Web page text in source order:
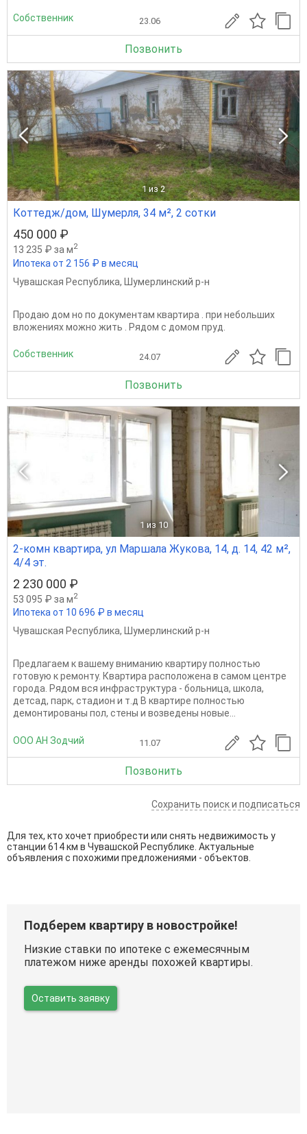
Собственник 23.06
Позвонить
1 из 2
Коттедж/дом, Шумерля, 34 м², 2 сотки
450 000 ₽
13 235 ₽ за м2
Ипотека от 2 156 ₽ в месяц
Чувашская Республика, Шумерлинский р-н
Продаю дом но по документам квартира . при небольших
вложениях можно жить . Рядом с домом пруд.
Собственник 24.07
Позвонить
1 из 10
2-комн квартира, ул Маршала Жукова, 14, д. 14, 42 м²,
4/4 эт.
2 230 000 ₽
53 095 ₽ за м2
Ипотека от 10 696 ₽ в месяц
Чувашская Республика, Шумерлинский р-н
Предлагаем к вашему вниманию квартиру полностью
готовую к ремонту. Квартира расположена в самом центре
города. Рядом вся инфраструктура - больница, школа,
детсад, парк, стадион и т.д В квартире полностью
демонтированы пол, стены и возведены новые...
ООО АН Зодчий 11.07
Позвонить
Сохранить поиск и подписаться
Для тех, кто хочет приобрести или снять недвижимость у
станции 614 км в Чувашской Республике. Актуальные
объявления с похожими предложениями - объектов.
Подберем квартиру в новостройке!
Низкие ставки по ипотеке с ежемесячным
платежом ниже аренды похожей квартиры.
Оставить заявку